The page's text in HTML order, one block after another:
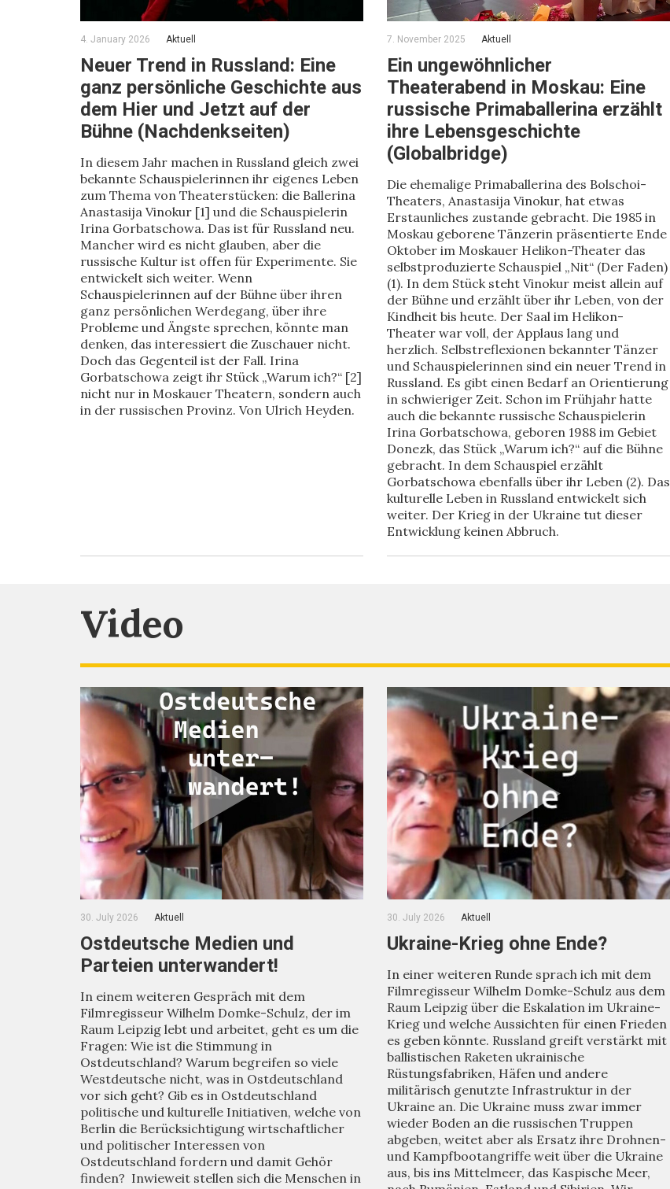
4. January 2026 Aktuell
Neuer Trend in Russland: Eine
ganz persönliche Geschichte aus
dem Hier und Jetzt auf der
Bühne (Nachdenkseiten)
In diesem Jahr machen in Russland gleich zwei
bekannte Schauspielerinnen ihr eigenes Leben
zum Thema von Theaterstücken: die Ballerina
Anastasija Vinokur [1] und die Schauspielerin
Irina Gorbatschowa. Das ist für Russland neu.
Mancher wird es nicht glauben, aber die
russische Kultur ist offen für Experimente. Sie
entwickelt sich weiter. Wenn
Schauspielerinnen auf der Bühne über ihren
ganz persönlichen Werdegang, über ihre
Probleme und Ängste sprechen, könnte man
denken, das interessiert die Zuschauer nicht.
Doch das Gegenteil ist der Fall. Irina
Gorbatschowa zeigt ihr Stück „Warum ich?“ [2]
nicht nur in Moskauer Theatern, sondern auch
in der russischen Provinz. Von Ulrich Heyden.
7. November 2025 Aktuell
Ein ungewöhnlicher
Theaterabend in Moskau: Eine
russische Primaballerina erzählt
ihre Lebensgeschichte
(Globalbridge)
Die ehemalige Primaballerina des Bolschoi-
Theaters, Anastasija Vinokur, hat etwas
Erstaunliches zustande gebracht. Die 1985 in
Moskau geborene Tänzerin präsentierte Ende
Oktober im Moskauer Helikon-Theater das
selbstproduzierte Schauspiel „Nit“ (Der Faden)
(1). In dem Stück steht Vinokur meist allein auf
der Bühne und erzählt über ihr Leben, von der
Kindheit bis heute. Der Saal im Helikon-
Theater war voll, der Applaus lang und
herzlich. Selbstreflexionen bekannter Tänzer
und Schauspielerinnen sind ein neuer Trend in
Russland. Es gibt einen Bedarf an Orientierung
in schwieriger Zeit. Schon im Frühjahr hatte
auch die bekannte russische Schauspielerin
Irina Gorbatschowa, geboren 1988 im Gebiet
Donezk, das Stück „Warum ich?“ auf die Bühne
gebracht. In dem Schauspiel erzählt
Gorbatschowa ebenfalls über ihr Leben (2). Das
kulturelle Leben in Russland entwickelt sich
weiter. Der Krieg in der Ukraine tut dieser
Entwicklung keinen Abbruch.
Video
30. July 2026 Aktuell
Ostdeutsche Medien und
Parteien unterwandert!
In einem weiteren Gespräch mit dem
Filmregisseur Wilhelm Domke-Schulz, der im
Raum Leipzig lebt und arbeitet, geht es um die
Fragen: Wie ist die Stimmung in
Ostdeutschland? Warum begreifen so viele
Westdeutsche nicht, was in Ostdeutschland
vor sich geht? Gib es in Ostdeutschland
politische und kulturelle Initiativen, welche von
Berlin die Berücksichtigung wirtschaftlicher
und politischer Interessen von
Ostdeutschland fordern und damit Gehör
finden? Inwieweit stellen sich die Menschen in
30. July 2026 Aktuell
Ukraine-Krieg ohne Ende?
In einer weiteren Runde sprach ich mit dem
Filmregisseur Wilhelm Domke-Schulz aus dem
Raum Leipzig über die Eskalation im Ukraine-
Krieg und welche Aussichten für einen Frieden
es geben könnte. Russland greift verstärkt mit
ballistischen Raketen ukrainische
Rüstungsfabriken, Häfen und andere
militärisch genutzte Infrastruktur in der
Ukraine an. Die Ukraine muss zwar immer
wieder Boden an die russischen Truppen
abgeben, weitet aber als Ersatz ihre Drohnen-
und Kampfbootangriffe weit über die Ukraine
aus, bis ins Mittelmeer, das Kaspische Meer,